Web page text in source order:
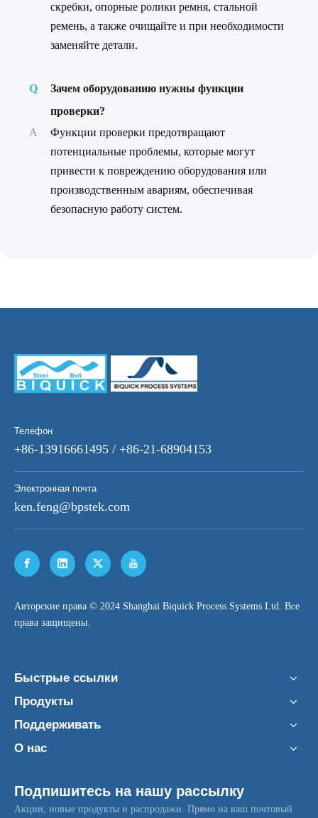
скребки, опорные ролики ремня, стальной
ремень, а также очищайте и при необходимости
заменяйте детали.
Q
Зачем оборудованию нужны функции
проверки?
A
Функции проверки предотвращают
потенциальные проблемы, которые могут
привести к повреждению оборудования или
производственным авариям, обеспечивая
безопасную работу систем.
Телефон
+86-13916661495 / +86-21-68904153
Электронная почта
ken.feng@bpstek.com
​Авторские права © 2024 Shanghai Biquick Process Systems Ltd. Все
права защищены.
Быстрые ссылки
Продукты
Поддерживать
О нас
Подпишитесь на нашу рассылку
Акции, новые продукты и распродажи. Прямо на ваш почтовый